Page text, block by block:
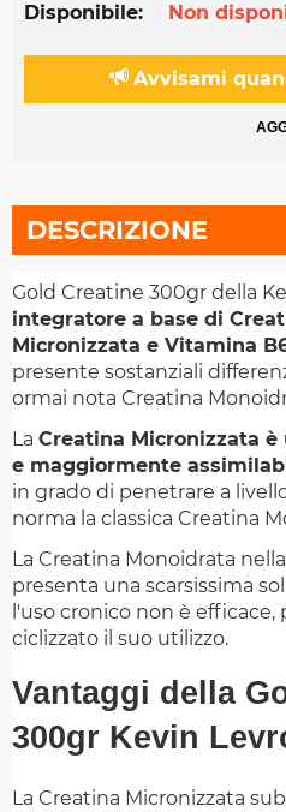
Disponibile: Non
Avvisami
DESCRIZIONE
Gold Creatine 300gr della
integratore a base di
Micronizzata e Vitamina
presente sostanziali
ormai nota Creatina
La Creatina Micronizzata
e maggiormente
in grado di penetrare a
norma la classica Creatina
La Creatina Monoidrata
presenta una scarsissima
l'uso cronico non è
ciclizzato il suo utilizzo.
Vantaggi della
300gr Kevin
La Creatina Micronizzata